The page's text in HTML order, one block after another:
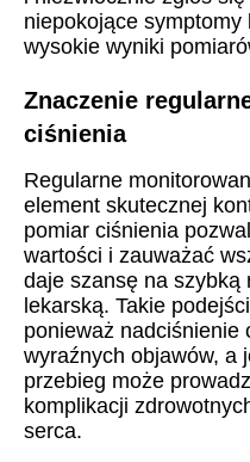
niepokojące
wysokie wyniki
Znaczenie
ciśnienia
Regularne
element skutecznej
pomiar ciśnienia
wartości i zauważać
daje szansę na szybką
lekarską. Takie
ponieważ nadciśnienie
wyraźnych objawów, a
przebieg może
komplikacji
serca.